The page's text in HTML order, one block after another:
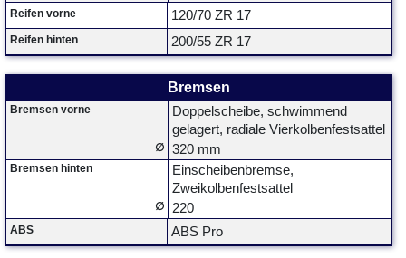
Reifen vorne 120/70 ZR 17
Reifen hinten 200/55 ZR 17
Bremsen
Bremsen vorne
Doppelscheibe, schwimmend
gelagert, radiale Vierkolbenfestsattel
∅ 320 mm
Bremsen hinten
Einscheibenbremse,
Zweikolbenfestsattel
∅ 220
ABS ABS Pro